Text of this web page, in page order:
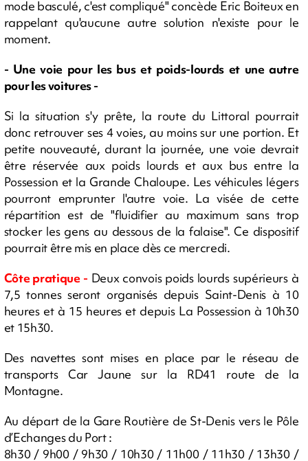
mode basculé, c'est compliqué" concède Eric Boiteux en
rappelant qu'aucune autre solution n'existe pour le
moment.
- Une voie pour les bus et poids-lourds et une autre
pour les voitures -
Si la situation s'y prête, la route du Littoral pourrait
donc retrouver ses 4 voies, au moins sur une portion. Et
petite nouveauté, durant la journée, une voie devrait
être réservée aux poids lourds et aux bus entre la
Possession et la Grande Chaloupe. Les véhicules légers
pourront emprunter l'autre voie. La visée de cette
répartition est de "fluidifier au maximum sans trop
stocker les gens au dessous de la falaise". Ce dispositif
pourrait être mis en place dès ce mercredi.
Côte pratique - Deux convois poids lourds supérieurs à
7,5 tonnes seront organisés depuis Saint-Denis à 10
heures et à 15 heures et depuis La Possession à 10h30
et 15h30.
Des navettes sont mises en place par le réseau de
transports Car Jaune sur la RD41 route de la
Montagne.
Au départ de la Gare Routière de St-Denis vers le Pôle
d’Echanges du Port :
8h30 / 9h00 / 9h30 / 10h30 / 11h00 / 11h30 / 13h30 /